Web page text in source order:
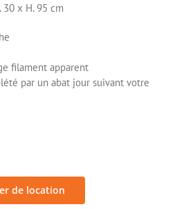
30 x H. 95 cm
filament apparent
par un abat jour suivant votre
de location